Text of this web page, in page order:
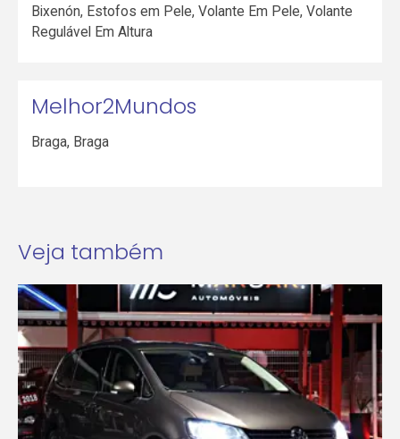
Bixenón, Estofos em Pele, Volante Em Pele, Volante
Regulável Em Altura
Melhor2Mundos
Braga, Braga
Veja também